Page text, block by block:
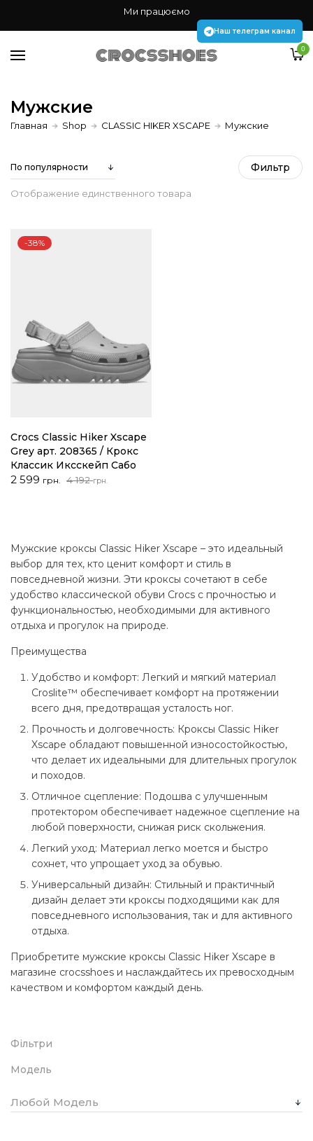
Ми працюємо
Наш телеграм канал
0
Чоловікам
Дітям
Наш телеграм канал
Мужские
Главная Shop CLASSIC HIKER XSCAPE Мужские
Мужские кроксы Classic Hiker Xscape – это идеальный
выбор для тех, кто ценит комфорт и стиль в
повседневной жизни. Эти кроксы сочетают в себе
удобство классической обуви Crocs с прочностью и
функциональностью, необходимыми для активного
отдыха и прогулок на природе.
Преимущества
Удобство и комфорт: Легкий и мягкий материал
Croslite™ обеспечивает комфорт на протяжении
всего дня, предотвращая усталость ног.
Прочность и долговечность: Кроксы Classic Hiker
Xscape обладают повышенной износостойкостью,
что делает их идеальными для длительных прогулок
и походов.
Отличное сцепление: Подошва с улучшенным
протектором обеспечивает надежное сцепление на
любой поверхности, снижая риск скольжения.
Легкий уход: Материал легко моется и быстро
сохнет, что упрощает уход за обувью.
Универсальный дизайн: Стильный и практичный
дизайн делает эти кроксы подходящими как для
повседневного использования, так и для активного
отдыха.
Приобретите мужские кроксы Classic Hiker Xscape в
магазине crocsshoes и наслаждайтесь их превосходным
качеством и комфортом каждый день.
Фильтр
Отображение единственного товара
-38%
Crocs Classic Hiker Xscape
Grey арт. 208365 / Крокс
Классик Иксскейп Сабо
4 192грн.
Первоначальная
2 599 грн.
Текущая
Фільтри
Модель
Любой Модель